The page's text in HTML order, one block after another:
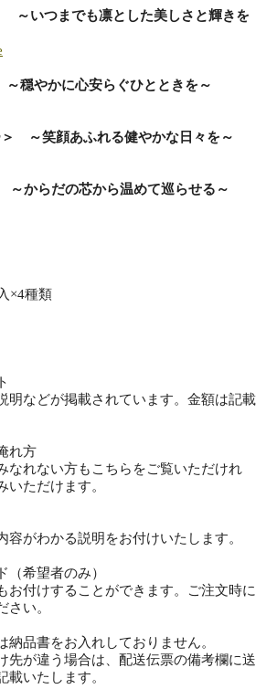
～いつまでも凛とした美しさと輝きを
穏やかに心安らぐひとときを～
＞ ～笑顔あふれる健やかな日々を～
からだの芯から温めて巡らせる～
×4種類
明などが掲載されています。金額は記載
れ方
なれない方もこちらをご覧いただけれ
いただけます。
容がわかる説明をお付けいたします。
（希望者のみ）
お付けすることができます。ご注文時に
さい。
品書をお入れしておりません。
先が違う場合は、配送伝票の備考欄に送
載いたします。